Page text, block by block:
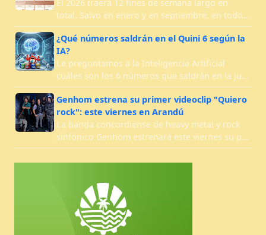
El 2026 traerá 12 fines de semana largo en
total. Salvo en enero y en septiembre, en todo…
¿Qué números saldrán en el Quini 6 según la
IA?
Le preguntamos a la Inteligencia Artificial
cuáles son los 6 números que saldrán en la ju…
Genhom estrena su primer videoclip "Quiero
rock": este viernes en Arandú
La banda concordiense de heavy metal y rock
sinfónico Genhom estrenará este viernes su p…